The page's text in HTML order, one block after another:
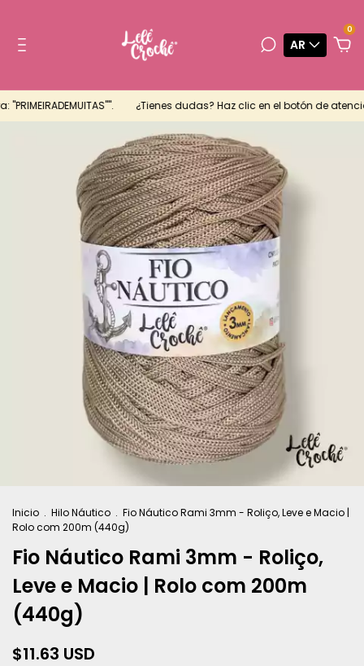
AR
0
¿Tienes dudas? Haz clic en el botón de
Inicio . Hilo Náutico . Fio Náutico Rami 3mm - Roliço, Leve e Macio |
Rolo com 200m (440g)
Fio Náutico Rami 3mm - Roliço,
Leve e Macio | Rolo com 200m
(440g)
$11.63 USD